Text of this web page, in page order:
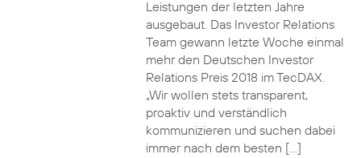
Leistungen der letzten Jahre
ausgebaut. Das Investor Relations
Team gewann letzte Woche einmal
mehr den Deutschen Investor
Relations Preis 2018 im TecDAX.
„Wir wollen stets transparent,
proaktiv und verständlich
kommunizieren und suchen dabei
immer nach dem besten […]